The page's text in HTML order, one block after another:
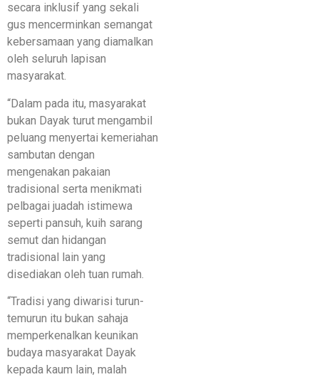
secara inklusif yang sekali
gus mencerminkan semangat
kebersamaan yang diamalkan
oleh seluruh lapisan
masyarakat.
“Dalam pada itu, masyarakat
bukan Dayak turut mengambil
peluang menyertai kemeriahan
sambutan dengan
mengenakan pakaian
tradisional serta menikmati
pelbagai juadah istimewa
seperti pansuh, kuih sarang
semut dan hidangan
tradisional lain yang
disediakan oleh tuan rumah.
“Tradisi yang diwarisi turun-
temurun itu bukan sahaja
memperkenalkan keunikan
budaya masyarakat Dayak
kepada kaum lain, malah